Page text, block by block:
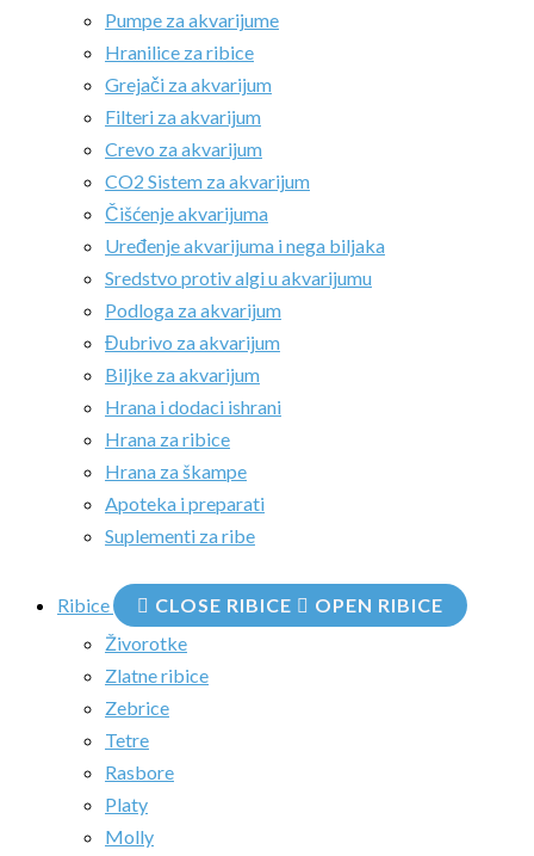
Pumpe za akvarijume
Hranilice za ribice
Grejači za akvarijum
Filteri za akvarijum
Crevo za akvarijum
CO2 Sistem za akvarijum
Čišćenje akvarijuma
Uređenje akvarijuma i nega biljaka
Sredstvo protiv algi u akvarijumu
Podloga za akvarijum
Đubrivo za akvarijum
Biljke za akvarijum
Hrana i dodaci ishrani
Hrana za ribice
Hrana za škampe
Apoteka i preparati
Suplementi za ribe
Ribice CLOSE RIBICE
OPEN RIBICE
Živorotke
Zlatne ribice
Zebrice
Tetre
Rasbore
Platy
Molly